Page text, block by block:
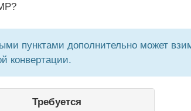
пунктами дополнительно может
конвертации.
Требуется